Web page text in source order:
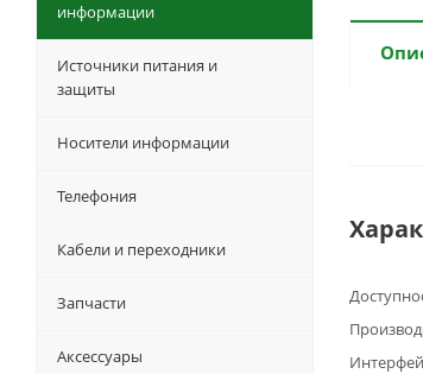
информации
Источники питания и
защиты
Носители информации
Телефония
Кабели и переходники
Запчасти
Аксессуары